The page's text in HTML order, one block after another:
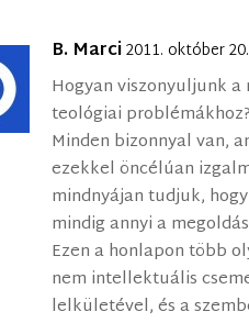
B. Marci2011. október
Hogyan viszonyuljunk
teológiai problémákhoz?
Minden bizonnyal van,
ezekkel öncélúan
mindnyájan tudjuk,
mindig annyi a
Ezen a honlapon több
nem intellektuális
lelkületével, és a